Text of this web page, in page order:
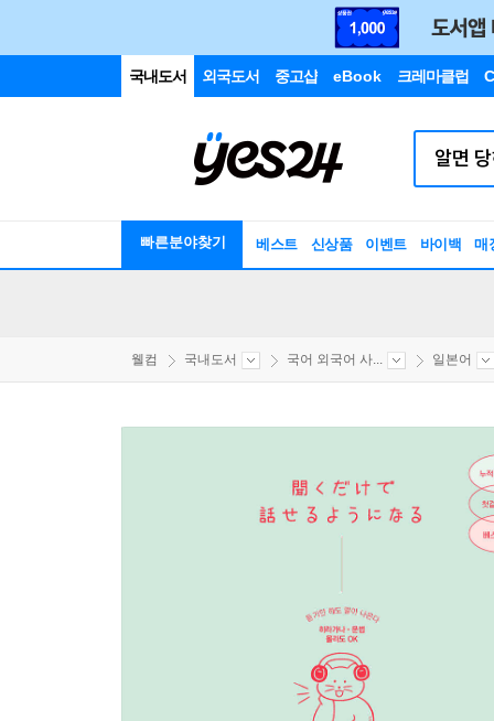
국내도서 외국도서 중고샵 eBook 크레마클럽
빠른분야찾기 베스트 신상품 이벤트 바이백 매
웰컴 국내도서 국어 외국어 사... 일본어